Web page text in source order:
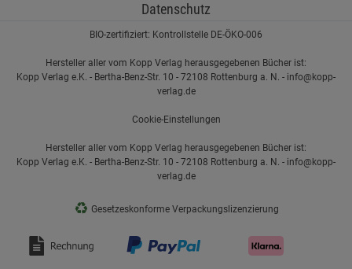
Datenschutz
BIO-zertifiziert: Kontrollstelle DE-ÖKO-006
Hersteller aller vom Kopp Verlag herausgegebenen Bücher ist:
Kopp Verlag e.K. - Bertha-Benz-Str. 10 - 72108 Rottenburg a. N. - info@kopp-
verlag.de
Cookie-Einstellungen
Hersteller aller vom Kopp Verlag herausgegebenen Bücher ist:
Kopp Verlag e.K. - Bertha-Benz-Str. 10 - 72108 Rottenburg a. N. - info@kopp-
verlag.de
♻ Gesetzeskonforme Verpackungslizenzierung